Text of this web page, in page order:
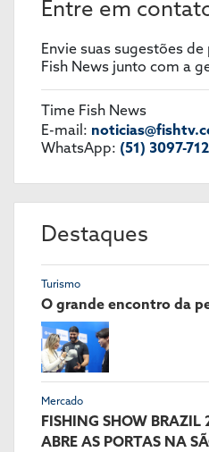
Entre em
Envie suas sugestões
Fish News junto com a
Time Fish News
E-mail:
WhatsApp: (51) 3097-
Destaques
Turismo
O grande encontro da
Mercado
FISHING SHOW BRAZIL
ABRE AS PORTAS NA